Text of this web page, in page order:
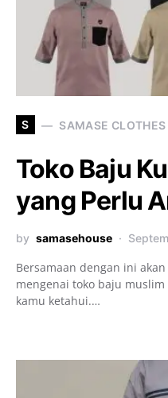
S SAMASE CLOTHES
Toko Baju
yang Perlu
by samasehouse
Bersamaan dengan ini
mengenai toko baju
kamu ketahui.…